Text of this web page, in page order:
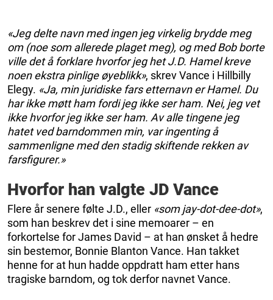
«Jeg delte navn med ingen jeg virkelig brydde meg
om (noe som allerede plaget meg), og med Bob borte
ville det å forklare hvorfor jeg het J.D. Hamel kreve
noen ekstra pinlige øyeblikk», skrev Vance i Hillbilly
Elegy. «Ja, min juridiske fars etternavn er Hamel. Du
har ikke møtt ham fordi jeg ikke ser ham. Nei, jeg vet
ikke hvorfor jeg ikke ser ham. Av alle tingene jeg
hatet ved barndommen min, var ingenting å
sammenligne med den stadig skiftende rekken av
farsfigurer.»
Hvorfor han valgte JD Vance
Flere år senere følte J.D., eller «som jay-dot-dee-dot»,
som han beskrev det i sine memoarer – en
forkortelse for James David – at han ønsket å hedre
sin bestemor, Bonnie Blanton Vance. Han takket
henne for at hun hadde oppdratt ham etter hans
tragiske barndom, og tok derfor navnet Vance.